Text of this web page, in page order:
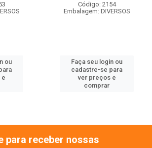
ou
e
Código: 2154
Embalagem: DIVERSOS
Faça seu login ou
cadastre-se para
ver preços e
comprar
para receber nossas